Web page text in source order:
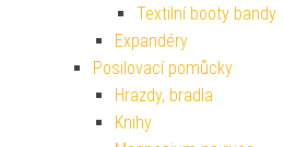
Textilní booty bandy
Expandéry
Posilovací pomůcky
Hrazdy, bradla
Knihy